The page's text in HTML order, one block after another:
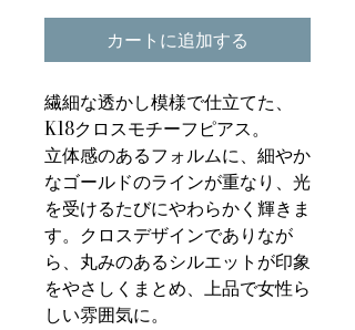
カートに追加する
繊細な透かし模様で仕立てた、
K18クロスモチーフピアス。
立体感のあるフォルムに、細やか
なゴールドのラインが重なり、光
を受けるたびにやわらかく輝きま
す。クロスデザインでありなが
ら、丸みのあるシルエットが印象
をやさしくまとめ、上品で女性ら
しい雰囲気に。